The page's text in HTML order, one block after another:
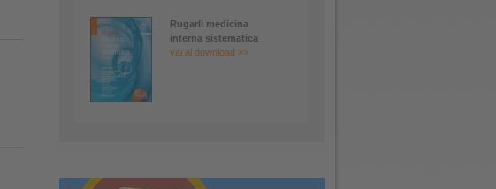
Rugarli medicina
interna sistematica
vai al download >>